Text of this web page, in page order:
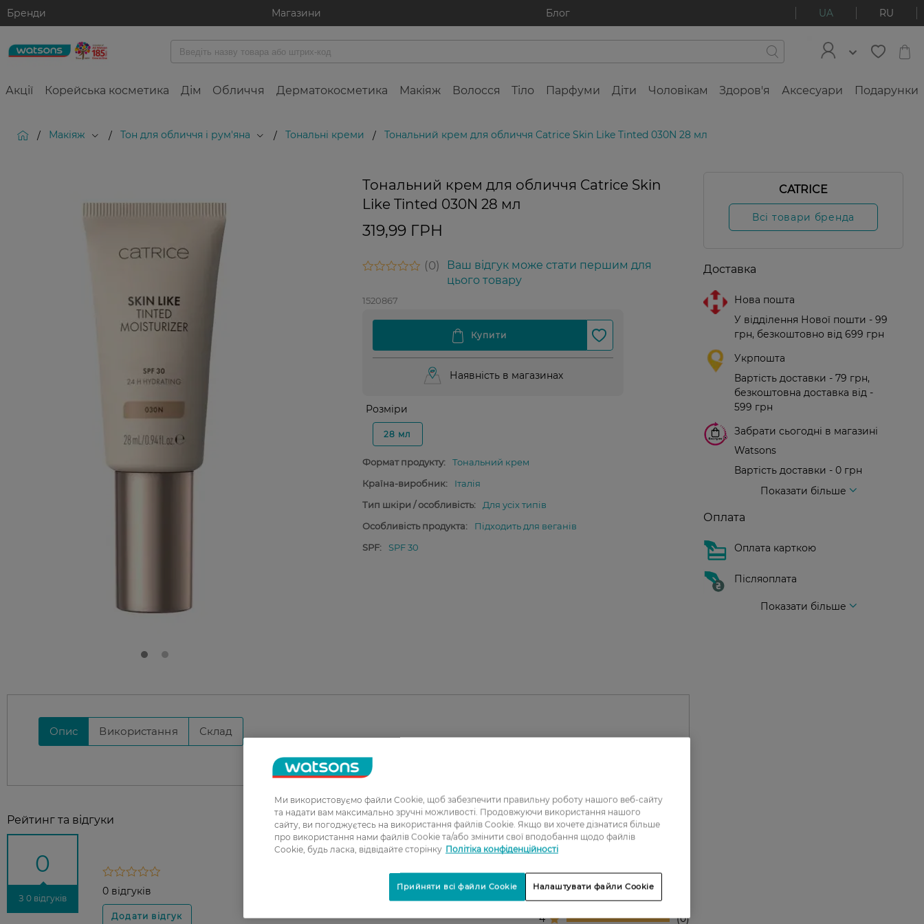
Бренди Магазини Блог UA RU
Акції Корейська косметика Дім Обличчя Дерматокосметика Макіяж Волосся Тіло Парфуми Діти Чоловікам Здоров'я Аксесуари Подарунки
/ Макіяж / Тон для обличчя і рум'яна / Тональні креми / Тональний крем для обличчя Catrice Skin Like Tinted 030N 28 мл
Тональний крем для обличчя Catrice Skin
Like Tinted 030N 28 мл
319,99 ГРН
0
Ваш відгук може стати першим для
цього товару
1520867
Наявність в магазинах
Розміри
28 мл
Формат продукту:
Тональний крем
Країна-виробник:
Італія
Тип шкіри / особливість:
Для усіх типів
Особливість продукта:
Підходить для веганів
SPF:
SPF 30
Опис Використання Склад
Рейтинг та відгуки
0
З 0 відгуків
0 відгуків
1
2
4
0
CATRICE
Всі товари бренда
Доставка
Нова пошта
У відділення Нової пошти - 99
грн, безкоштовно від 699 грн
Укрпошта
Вартість доставки - 79 грн,
безкоштовна доставка від -
599 грн
Забрати сьогодні в магазині
Watsons
Вартість доставки - 0 грн
Показати більше
Оплата
Оплата карткою
Післяоплата
Показати більше
Ми використовуємо файли Cookie, щоб забезпечити правильну роботу нашого веб-сайту
та надати вам максимально зручні можливості. Продовжуючи використання нашого
сайту, ви погоджуєтесь на використання файлів Cookie. Якщо ви хочете дізнатися більше
про використання нами файлів Cookie та/або змінити свої вподобання щодо файлів
Cookie, будь ласка, відвідайте сторінку Політіка конфіденційності
Налаштувати файли Cookie
Прийняти всі файли Cookie